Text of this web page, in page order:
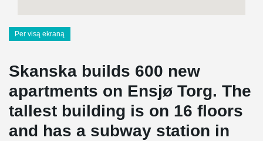
Per visą ekraną
Skanska builds 600 new
apartments on Ensjø Torg. The
tallest building is on 16 floors
and has a subway station in